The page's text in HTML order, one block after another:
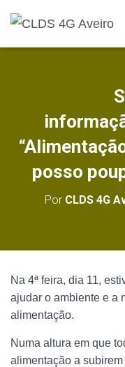
posso
Por CLDS 4G
Na 4ª feira, dia 11,
ajudar o ambiente e a
alimentação.
Numa altura em que
alimentação a